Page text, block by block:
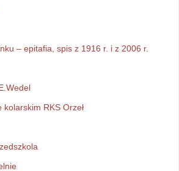
– epitafia, spis z 1916 r. i z 2006 r.
RKS Orzeł